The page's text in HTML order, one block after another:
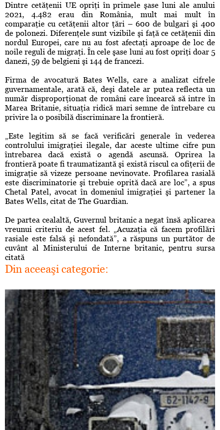
Dintre cetăţenii UE opriţi în primele şase luni ale anului
2021, 4.482 erau din România, mult mai mult în
comparaţie cu cetăţenii altor ţări – 600 de bulgari şi 400
de polonezi. Diferenţele sunt vizibile şi faţă ce cetăţenii din
nordul Europei, care nu au fost afectaţi aproape de loc de
noile reguli de migraţi. În cele şase luni au fost opriţi doar 5
danezi, 59 de belgieni şi 144 de francezi.
Firma de avocatură Bates Wells, care a analizat cifrele
guvernamentale, arată că, deşi datele ar putea reflecta un
număr disproporţionat de români care încearcă să intre în
Marea Britanie, situaţia ridică mari semne de întrebare cu
privire la o posibilă discriminare la frontieră.
„Este legitim să se facă verificări generale în vederea
controlului imigraţiei ilegale, dar aceste ultime cifre pun
întrebarea dacă există o agendă ascunsă. Oprirea la
frontieră poate fi traumatizantă şi există riscul ca ofiţerii de
imigraţie să vizeze persoane nevinovate. Profilarea rasială
este discriminatorie şi trebuie oprită dacă are loc”, a spus
Chetal Patel, avocat în domeniul imigraţiei şi partener la
Bates Wells, citat de The Guardian.
De partea cealaltă, Guvernul britanic a negat însă aplicarea
vreunui criteriu de acest fel. „Acuzaţia că facem profilări
rasiale este falsă şi nefondată”, a răspuns un purtător de
cuvânt al Ministerului de Interne britanic, pentru sursa
citată
Din aceeaşi categorie: